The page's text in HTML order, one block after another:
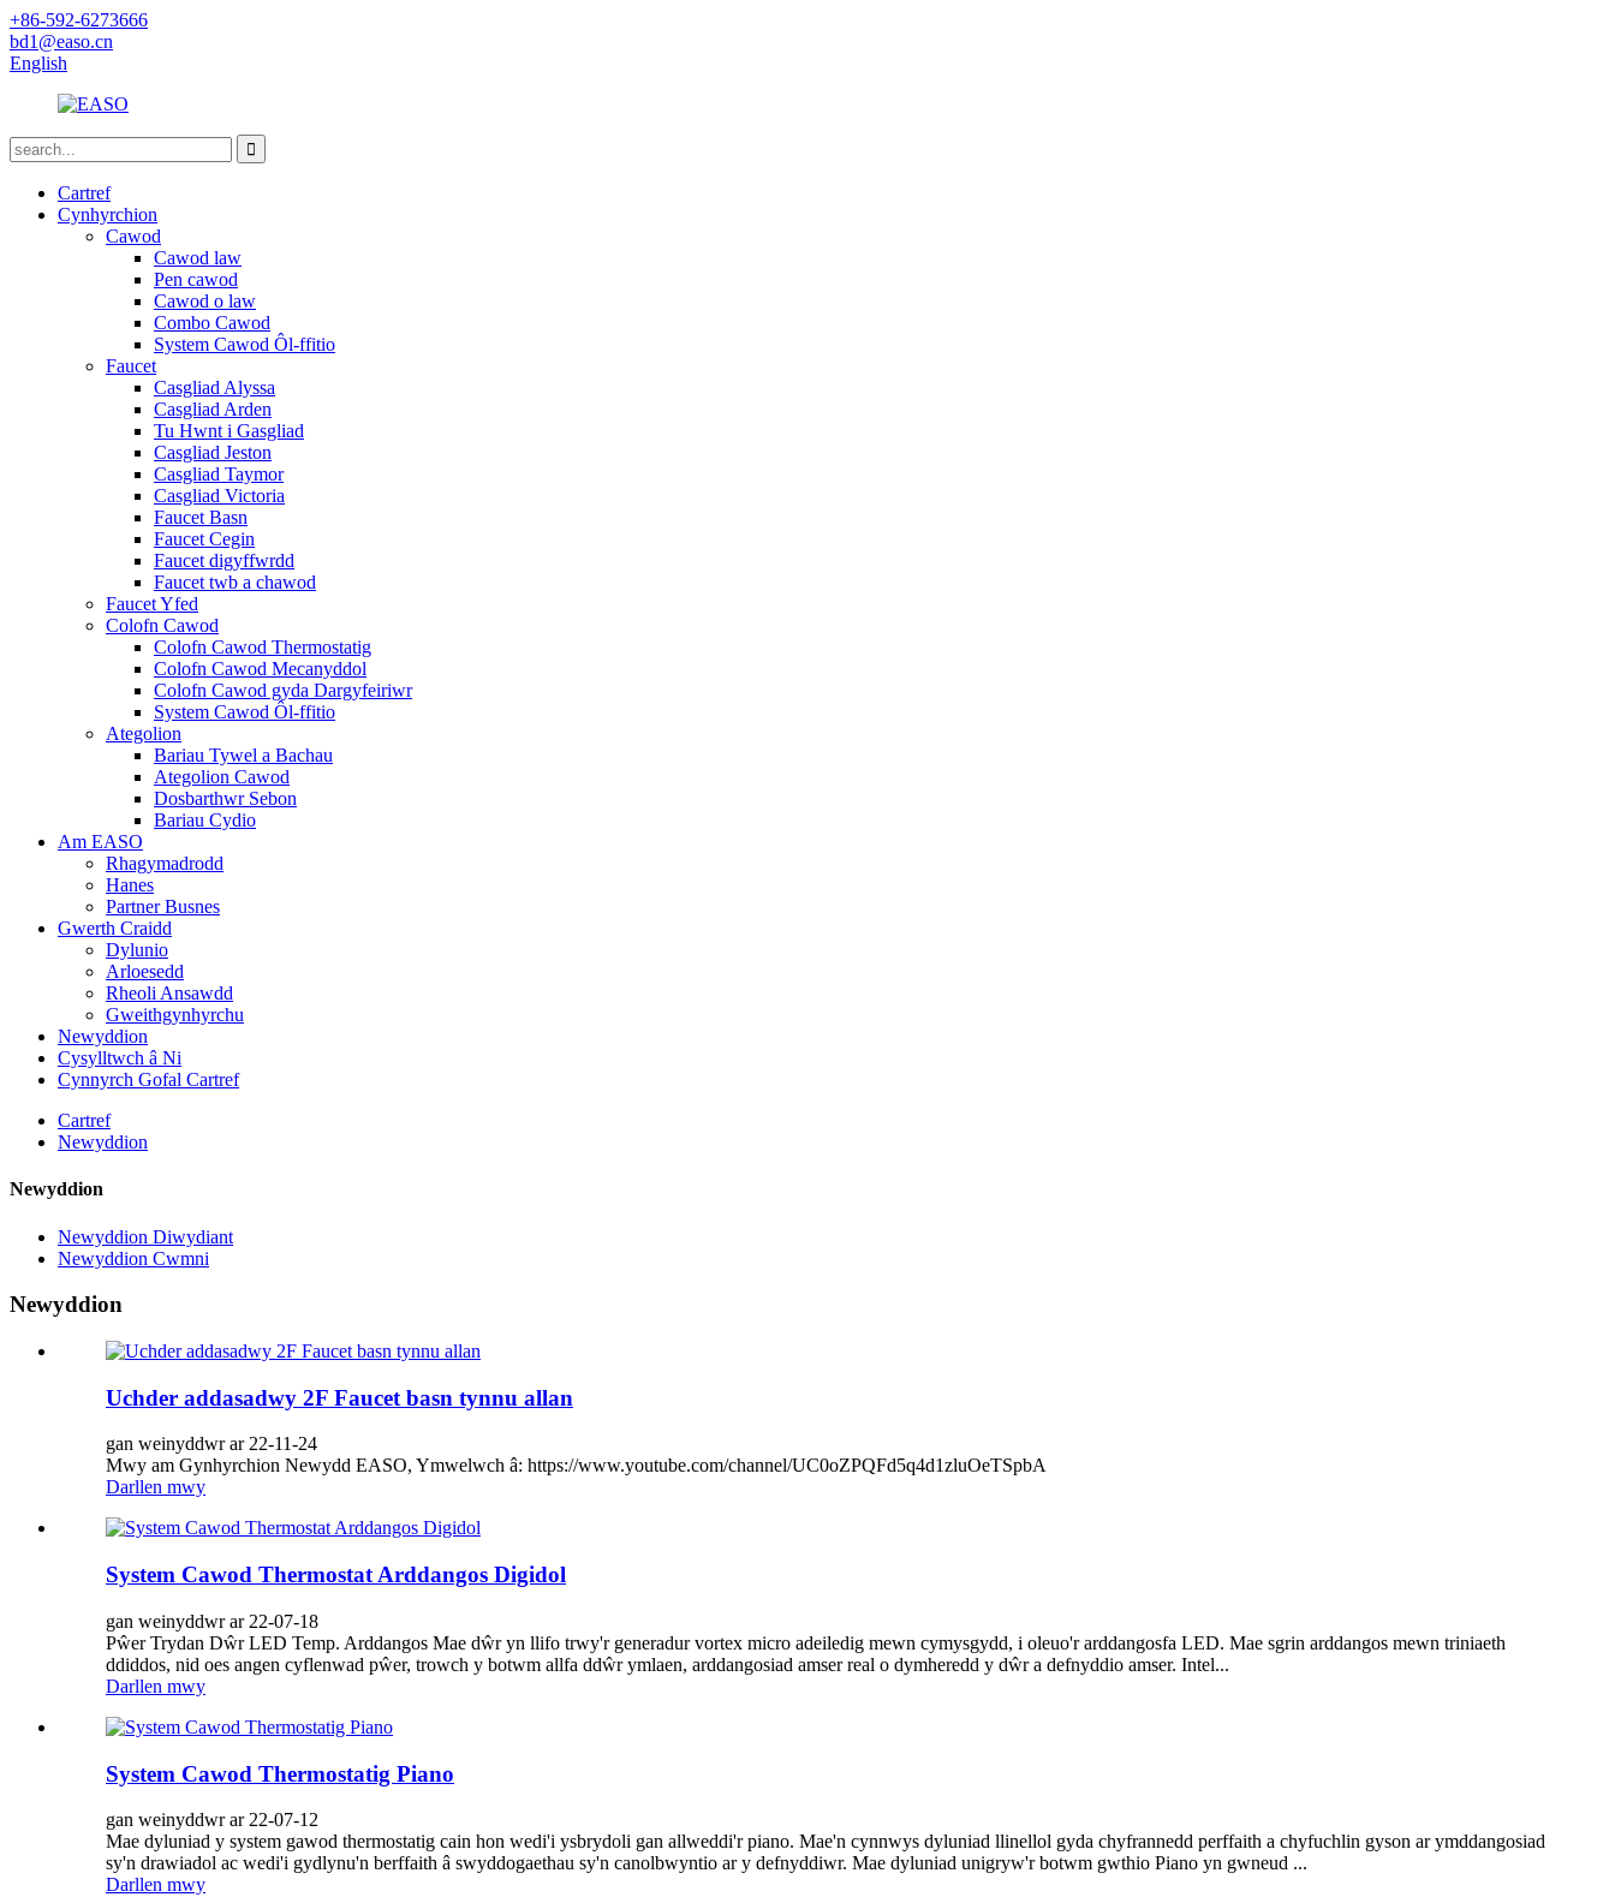
+86-592-6273666
bd1@easo.cn
English
Cartref
Cynhyrchion
Cawod
Cawod law
Pen cawod
Cawod o law
Combo Cawod
System Cawod Ôl-ffitio
Faucet
Casgliad Alyssa
Casgliad Arden
Tu Hwnt i Gasgliad
Casgliad Jeston
Casgliad Taymor
Casgliad Victoria
Faucet Basn
Faucet Cegin
Faucet digyffwrdd
Faucet twb a chawod
Faucet Yfed
Colofn Cawod
Colofn Cawod Thermostatig
Colofn Cawod Mecanyddol
Colofn Cawod gyda Dargyfeiriwr
System Cawod Ôl-ffitio
Ategolion
Bariau Tywel a Bachau
Ategolion Cawod
Dosbarthwr Sebon
Bariau Cydio
Am EASO
Rhagymadrodd
Hanes
Partner Busnes
Gwerth Craidd
Dylunio
Arloesedd
Rheoli Ansawdd
Gweithgynhyrchu
Newyddion
Cysylltwch â Ni
Cynnyrch Gofal Cartref
Cartref
Newyddion
Newyddion
Newyddion Diwydiant
Newyddion Cwmni
Newyddion
Uchder addasadwy 2F Faucet basn tynnu allan
gan weinyddwr ar 22-11-24
Mwy am Gynhyrchion Newydd EASO, Ymwelwch â: https://www.youtube.com/channel/UC0oZPQFd5q4d1zluOeTSpbA
Darllen mwy
System Cawod Thermostat Arddangos Digidol
gan weinyddwr ar 22-07-18
Pŵer Trydan Dŵr LED Temp. Arddangos Mae dŵr yn llifo trwy'r generadur vortex micro adeiledig mewn cymysgydd, i oleuo'r arddangosfa LED. Mae sgrin arddangos mewn triniaeth
ddiddos, nid oes angen cyflenwad pŵer, trowch y botwm allfa ddŵr ymlaen, arddangosiad amser real o dymheredd y dŵr a defnyddio amser. Intel...
Darllen mwy
System Cawod Thermostatig Piano
gan weinyddwr ar 22-07-12
Mae dyluniad y system gawod thermostatig cain hon wedi'i ysbrydoli gan allweddi'r piano. Mae'n cynnwys dyluniad llinellol gyda chyfrannedd perffaith a chyfuchlin gyson ar ymddangosiad
sy'n drawiadol ac wedi'i gydlynu'n berffaith â swyddogaethau sy'n canolbwyntio ar y defnyddiwr. Mae dyluniad unigryw'r botwm gwthio Piano yn gwneud ...
Darllen mwy